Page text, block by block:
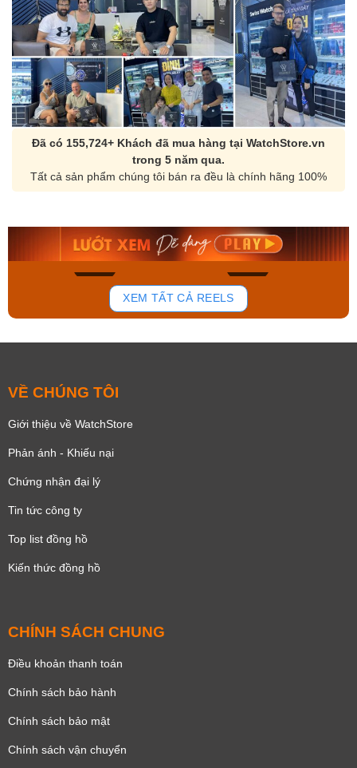
Đã có 155,724+ Khách đã mua hàng tại WatchStore.vn
trong 5 năm qua.
Tất cả sản phẩm chúng tôi bán ra đều là chính hãng 100%
148
Orient Nam RA-
Mua ngay
Casio Nam MTS-
Mua ngay
XEM TẤT CẢ REELS
VỀ CHÚNG TÔI
Giới thiệu về WatchStore
Phản ánh - Khiếu nại
Chứng nhận đại lý
Tin tức công ty
Top list đồng hồ
Kiến thức đồng hồ
CHÍNH SÁCH CHUNG
Điều khoản thanh toán
Chính sách bảo hành
Chính sách bảo mật
Chính sách vận chuyển